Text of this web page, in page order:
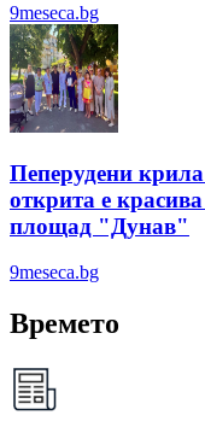
9meseca.bg
Пеперудени
открита е
площад "Дунав"
9meseca.bg
Времето